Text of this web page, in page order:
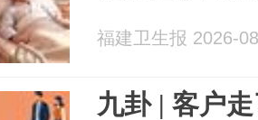
福建卫生报 2026-
九卦 | 客户